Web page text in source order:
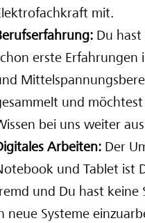
mit.
Du
erste Erfahrungen
und möchtest
bei uns weiter
Arbeiten: Der
und Tablet ist
und Du hast keine
neue Systeme